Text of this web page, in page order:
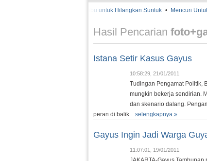
Isap Sabu untuk Hilangkan Suntuk • Mencuri Untuk
Hasil Pencarian
Istana Setir Kasus Gayus
10:58:29, 21/01/2011
Tudingan Pengamat Politik,
mungkin bekerja sendirian.
dan skenario dalang.
peran di balik... selengkapnya »
Gayus Ingin Jadi Warga
11:07:01, 19/01/2011